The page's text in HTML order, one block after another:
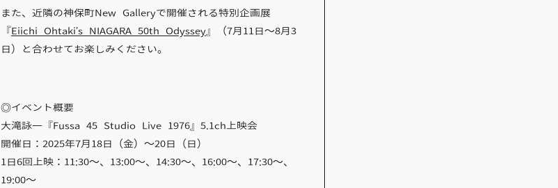
また、近隣の神保町New Galleryで開催される特別企画展
『Eiichi Ohtaki’s NIAGARA 50th Odyssey』（7月11日〜8月3
日）と合わせてお楽しみください。
◎イベント概要
大滝詠一『Fussa 45 Studio Live 1976』5.1ch上映会
開催日：2025年7月18日（金）〜20日（日）
1日6回上映：11:30〜、13:00〜、14:30〜、16:00〜、17:30〜、
19:00〜